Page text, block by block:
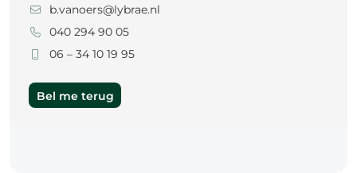
b.vanoers@lybrae.nl
040 294 90 05
06 – 34 10 19 95
Bel me terug